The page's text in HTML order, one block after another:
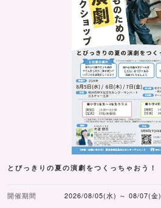
とびっきりの夏の演劇をつくっちゃおう！
開催期間 2026/08/05(水) ～ 08/07(金)